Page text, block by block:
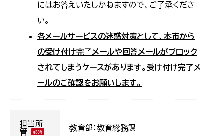
にはお答えいたしかねますので、ご了承くださ
い。
各メールサービスの迷惑対策として、本市から
の受け付け完了メールや回答メールがブロック
されてしまうケースがあります。受け付け完了メ
ールのご確認をお願いします。
担当所
管
教育部：教育総務課